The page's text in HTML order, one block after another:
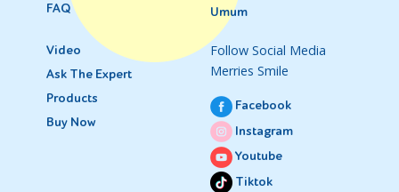
FAQ
Umum
Video
Ask The Expert
Products
Buy Now
Follow Social Media
Merries Smile
Facebook
Instagram
Youtube
Tiktok